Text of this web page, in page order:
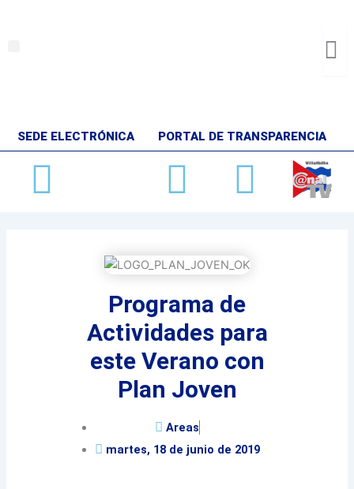
SEDE ELECTRÓNICA PORTAL DE TRANSPARENCIA
FacebookYoutube
Programa de
Actividades para
este Verano con
Plan Joven
Areas
martes, 18 de junio de 2019